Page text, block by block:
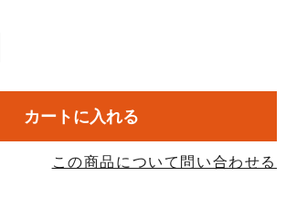
カートに入れる
この商品について問い合わせる